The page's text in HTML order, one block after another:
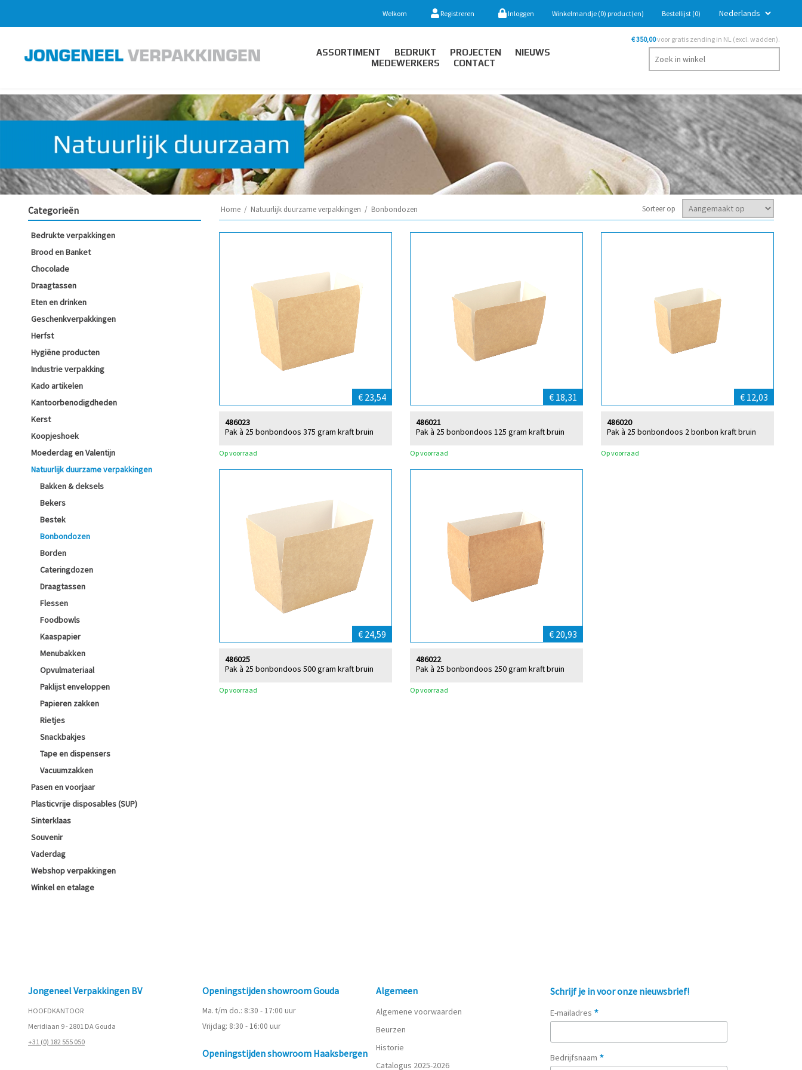
Welkom Registreren Inloggen Winkelmandje (0) product(en) Bestellijst (0)
ASSORTIMENT BEDRUKT PROJECTEN
NIEUWS
MEDEWERKERS
CONTACT
€ 350,00voor gratis zending in NL (excl. wadden).
Categorieën
Bedrukte verpakkingen
Brood en Banket
Chocolade
Draagtassen
Eten en drinken
Geschenkverpakkingen
Herfst
Hygiëne producten
Industrie verpakking
Kado artikelen
Kantoorbenodigdheden
Kerst
Koopjeshoek
Moederdag en Valentijn
Natuurlijk duurzame verpakkingen
Bakken & deksels
Bekers
Bestek
Bonbondozen
Borden
Cateringdozen
Draagtassen
Flessen
Foodbowls
Kaaspapier
Menubakken
Opvulmateriaal
Paklijst enveloppen
Papieren zakken
Rietjes
Snackbakjes
Tape en dispensers
Vacuumzakken
Pasen en voorjaar
Plasticvrije disposables (SUP)
Sinterklaas
Souvenir
Vaderdag
Webshop verpakkingen
Winkel en etalage
Home / Natuurlijk duurzame verpakkingen / Bonbondozen Sorteer op
€ 23,54
Pak à 25 bonbondoos 375 gram kraft bruin
486023
Op voorraad
€ 18,31
Pak à 25 bonbondoos 125 gram kraft bruin
486021
Op voorraad
€ 12,03
Pak à 25 bonbondoos 2 bonbon kraft bruin
486020
Op voorraad
€ 24,59
Pak à 25 bonbondoos 500 gram kraft bruin
486025
Op voorraad
€ 20,93
Pak à 25 bonbondoos 250 gram kraft bruin
486022
Op voorraad
Jongeneel Verpakkingen BV
HOOFDKANTOOR
Meridiaan 9 - 2801 DA Gouda
+31 (0) 182 555 050
Openingstijden showroom Gouda
Ma. t/m do.: 8:30 - 17:00 uur
Vrijdag: 8:30 - 16:00 uur
Openingstijden showroom Haaksbergen
Algemeen
Algemene voorwaarden
Beurzen
Historie
Catalogus 2025-2026
Schrijf je in voor onze nieuwsbrief!
E-mailadres *
Bedrijfsnaam *